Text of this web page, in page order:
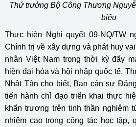
Thứ trưởng Bộ Công Thương
biểu
Thực hiện Nghị quyết 09-NQ/TW
Chính trị về xây dựng và phát huy
nhân Việt Nam trong thời kỳ đẩy
hiện đại hóa và hội nhập quốc tế,
Nhật Tân cho biết, Ban cán sự
tiến hành chỉ đạo triển khai thực
khẩn trương trên tinh thần nghiêm
nhiệm cao trong công tác học tập,